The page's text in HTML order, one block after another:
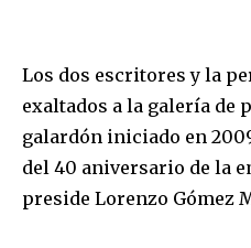
Los dos escritores y la
exaltados a la galería de
galardón iniciado en
del 40 aniversario de la
preside Lorenzo Gómez